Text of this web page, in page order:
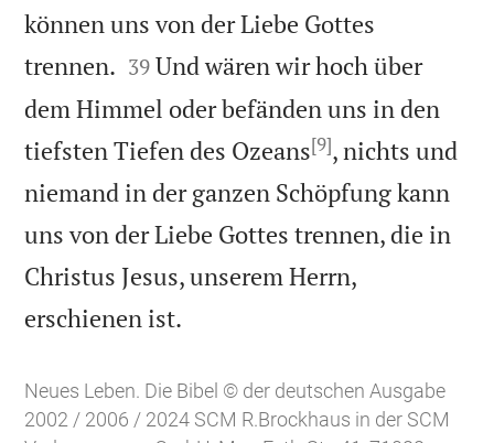
können uns von der Liebe Gottes
trennen. 

39 Und wären wir hoch über
dem Himmel oder befänden uns in den
tiefsten Tiefen des Ozeans[9], nichts und
niemand in der ganzen Schöpfung kann
uns von der Liebe Gottes trennen, die in
Christus Jesus, unserem Herrn,
erschienen ist.
Neues Leben. Die Bibel © der deutschen Ausgabe
2002 / 2006 / 2024 SCM R.Brockhaus in der SCM